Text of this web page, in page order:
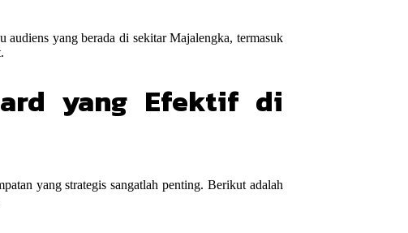
yang berada di sekitar Majalengka, termasuk
yang Efektif di
yang strategis sangatlah penting. Berikut adalah